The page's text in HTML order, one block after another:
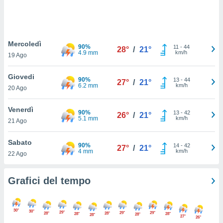
In
ti
per
nel
utilizzati
o
potrai
Mercoledì
19 Ago
90%
4.9 mm
28° / 21° 11 - 44
km/h
Giovedi
20 Ago
90%
6.2 mm
27° / 21° 13- 44
km/h
Venerdì
21 Ago
90%
5.1 mm
26° / 21° 13- 42
km/h
Sabato
22 Ago
90%
4 mm
27° / 21° 14- 42
km/h
Grafici del tempo
30° 30° 28° 29° 28° 28° 28° 29° 28° 29° 28°
27° 26°